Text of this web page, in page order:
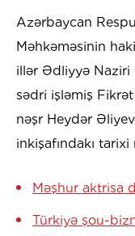
Azərbaycan
Məhkəməsinin
illər Ədliyyə Naziri
sədri işləmiş
nəşr Heydər
inkişafındakı
Məşhur aktrisa
Türkiyə şou-